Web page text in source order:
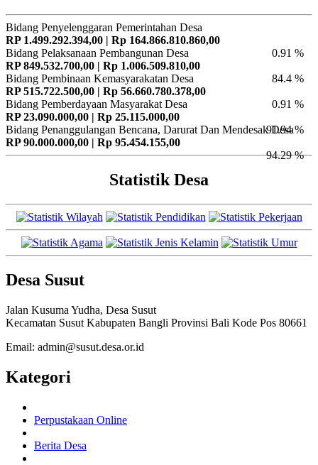
Bidang Penyelenggaran Pemerintahan Desa
RP 1.499.292.394,00 | Rp 164.866.810.860,00
0.91 %
Bidang Pelaksanaan Pembangunan Desa
RP 849.532.700,00 | Rp 1.006.509.810,00
84.4 %
Bidang Pembinaan Kemasyarakatan Desa
RP 515.722.500,00 | Rp 56.660.780.378,00
0.91 %
Bidang Pemberdayaan Masyarakat Desa
RP 23.090.000,00 | Rp 25.115.000,00
91.94 %
Bidang Penanggulangan Bencana, Darurat Dan Mendesak Desa
RP 90.000.000,00 | Rp 95.454.155,00
94.29 %
Statistik Desa
Desa Susut
Jalan Kusuma Yudha, Desa Susut
Kecamatan Susut Kabupaten Bangli Provinsi Bali Kode Pos 80661
Email: admin@susut.desa.or.id
Kategori
Perpustakaan Online
Berita Desa